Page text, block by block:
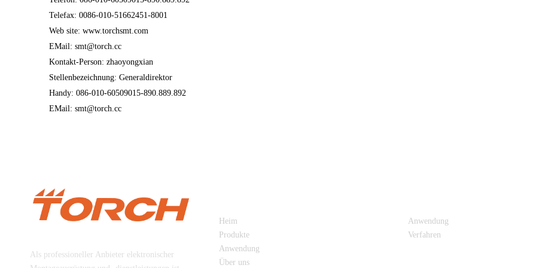
Telefax: 0086-010-51662451-8001
Web site: www.torchsmt.com
EMail: smt@torch.cc
Kontakt-Person: zhaoyongxian
Stellenbezeichnung: Generaldirektor
Handy: 086-010-60509015-890.889.892
EMail: smt@torch.cc
Als professioneller Anbieter elektronischer
Heim
Produkte
Anwendung
Über uns
Anwendung
Verfahren